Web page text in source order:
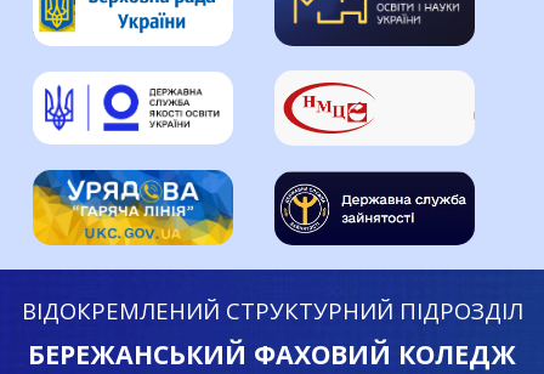
ВІДОКРЕМЛЕНИЙ СТРУКТУРНИЙ ПІДРОЗДІЛ
БЕРЕЖАНСЬКИЙ ФАХОВИЙ КОЛЕДЖ